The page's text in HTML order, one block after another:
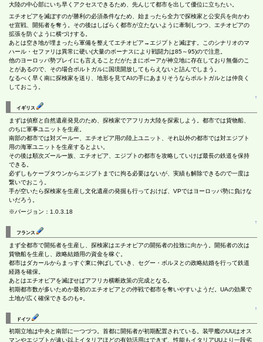
大陸の中心部にいち早くアクセスできるため、先んじて都市を出して優位に立ちたい。
エチオピアを滅ぼすのが勝利の必須条件なため、始まったら全力で探検家と公安兵を向かわ
せ宣戦、開拓者を奪う。その後はしばらく都市が立たないように牽制しつつ、エチオピアの
拡張を防ぐように横づけする。
あとは空き地が埋まったら軍備を整えてエチオピア→エジプトと滅ぼす。このシナリオのマ
ハール・セファリは異常に硬い(大量のボーナスにより戦闘力は85～95)ので注意。
他のヨーロッパ勢プレイにも言えることだがたまにボーアが神立地に存在しており無傷のこ
とがあるので、その場合ポルトガルに国境開放してもらえないと詰んでしまう。
なるべく早く南に探検家を送り、地形を見てAIの手にあまりそうならポルトガルとは仲良く
しておこう。
↑
イギリス
まずは偵察と自然遺産発見のため、探検家でアフリカ大陸を探索しよう。都市では貨物船、
のちに軍事ユニットを生産。
南部の都市では対ズールー、エチオピア用の陸上ユニット、それ以外の都市では対エジプト
用の海軍ユニットを生産するとよい。
その後は順次ズールー族、エチオピア、エジプトの都市を攻略していけば最長の鉄道を保持
できる。
必ずしもケープタウンからエジプトまでに拘る必要はないが、実績も解除できるので一度は
繋いでおこう。
手が空いたら探検家を生産し文化遺産の発掘も行っておけば、VPではヨーロッパ勢に負けな
いだろう。
※バージョン：1.0.3.18
↑
フランス
まず全都市で開拓者を生産し、探検家はエチオピアの開拓者の拉致に向かう。開拓者の次は
貨物船を生産し、政略結婚用の資金を稼ぐ。
都市はダカールからまっすぐ東に伸ばしていき、セグー・ボルヌとの政略結婚を行って鉄道
経路を確保。
あとはエチオピアを滅ぼせばアフリカ横断政策の完成となる。
初期都市数が多いためか最初のエチオピアとの停戦で都市を奪いやすいようだ。UAの効果で
土地が広く確保できるのも○。
↑
ドイツ
初期立地は中央と南部に一つづつ。首都に開拓者が初期配置されている。装甲艦のUUはオス
マンやエジプトが遠い以上イタリアほどの有効活用はできず、性能もイタリアUUより一段劣